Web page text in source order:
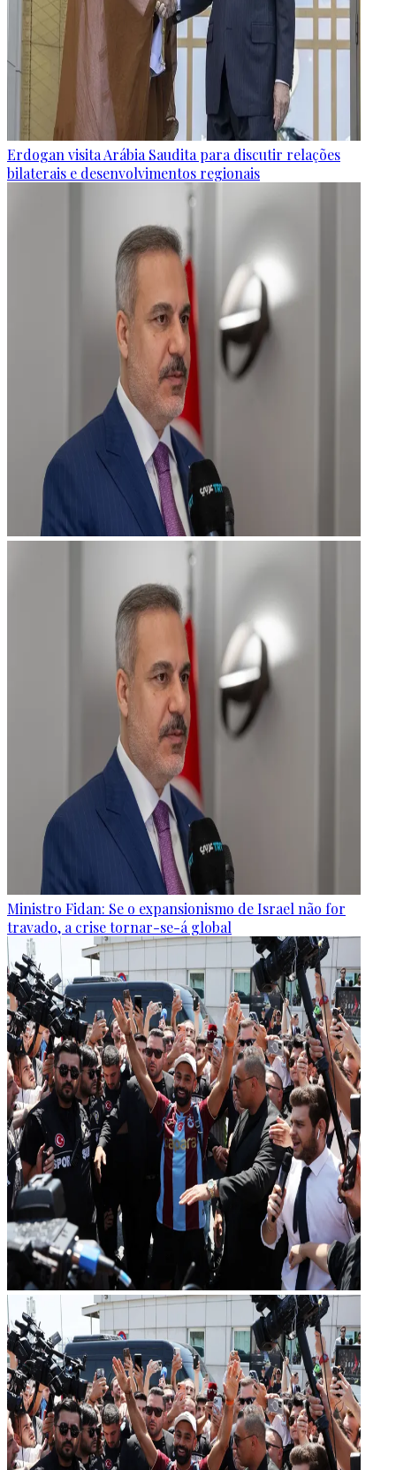
Erdogan visita Arábia Saudita para discutir relações
bilaterais e desenvolvimentos regionais
Ministro Fidan: Se o expansionismo de Israel não for
travado, a crise tornar-se-á global